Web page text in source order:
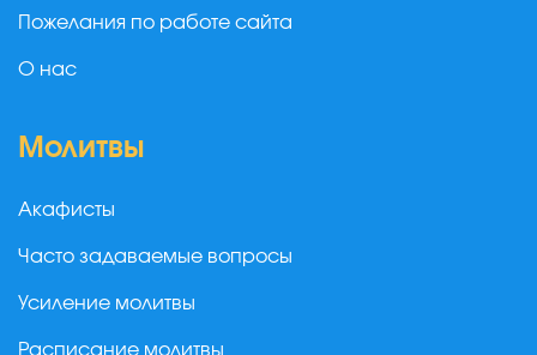
Пожелания по работе сайта
О нас
Молитвы
Акафисты
Часто задаваемые вопросы
Усиление молитвы
Расписание молитвы